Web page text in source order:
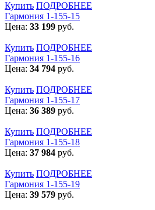
Купить ПОДРОБНЕЕ
Гармония 1-155-15
Цена: 33 199 руб.
Купить ПОДРОБНЕЕ
Гармония 1-155-16
Цена: 34 794 руб.
Купить ПОДРОБНЕЕ
Гармония 1-155-17
Цена: 36 389 руб.
Купить ПОДРОБНЕЕ
Гармония 1-155-18
Цена: 37 984 руб.
Купить ПОДРОБНЕЕ
Гармония 1-155-19
Цена: 39 579 руб.